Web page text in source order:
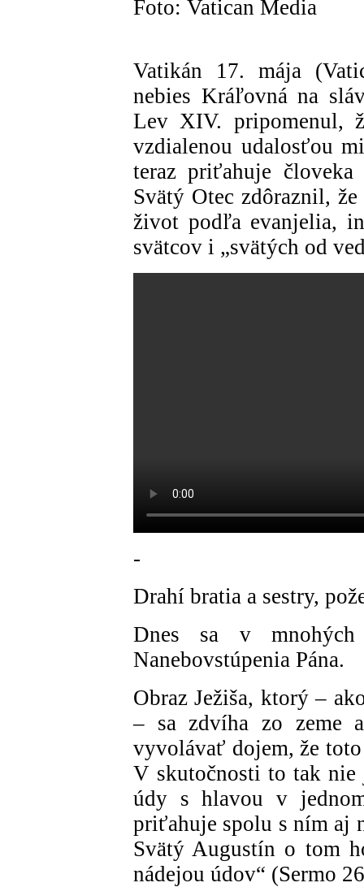
Foto: Vatican Media
Vatikán 17. mája
nebies Kráľovná na
Lev XIV. pripomenul,
vzdialenou udalosťou
teraz priťahuje
Svätý Otec zdôraznil,
život podľa evanjelia,
svätcov i „svätých od
-
Drahí bratia a sestry,
Dnes sa v
Nanebovstúpenia Pána.
Obraz Ježiša, ktorý –
– sa zdvíha zo zeme
vyvolávať dojem, že
V skutočnosti to tak nie
údy s hlavou v
priťahuje spolu s ním aj
Svätý Augustín o tom
nádejou údov“ (Sermo